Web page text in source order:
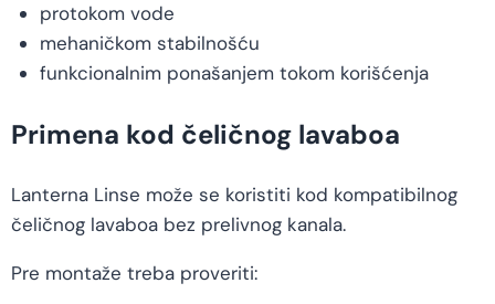
protokom vode
mehaničkom stabilnošću
funkcionalnim ponašanjem tokom korišćenja
Primena kod čeličnog lavaboa
Lanterna Linse može se koristiti kod kompatibilnog
čeličnog lavaboa bez prelivnog kanala.
Pre montaže treba proveriti: